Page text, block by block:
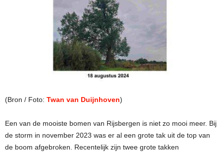
(Bron / Foto: Twan van Duijnhoven)
Een van de mooiste bomen van Rijsbergen is niet zo mooi meer. Bij
de storm in november 2023 was er al een grote tak uit de top van
de boom afgebroken. Recentelijk zijn twee grote takken